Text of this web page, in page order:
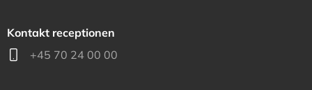
Kontakt receptionen
+45 70 24 00 00